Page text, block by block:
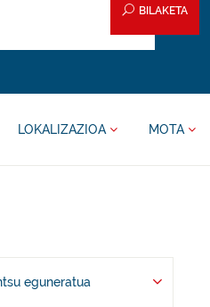
BILAKETA
LOKALIZAZIOA MOTA
eguneratua